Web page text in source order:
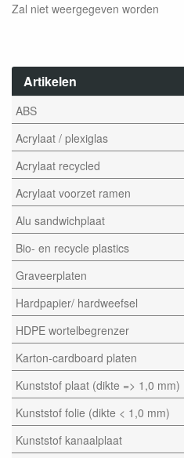
Artikelen
ABS
Acrylaat / plexiglas
Acrylaat recycled
Acrylaat voorzet ramen
Alu sandwichplaat
Bio- en recycle plastics
Graveerplaten
Hardpapier/ hardweefsel
HDPE wortelbegrenzer
Karton-cardboard platen
Kunststof plaat (dikte => 1,0 mm)
Kunststof folie (dikte < 1,0 mm)
Kunststof kanaalplaat
Zal niet weergegeven worden